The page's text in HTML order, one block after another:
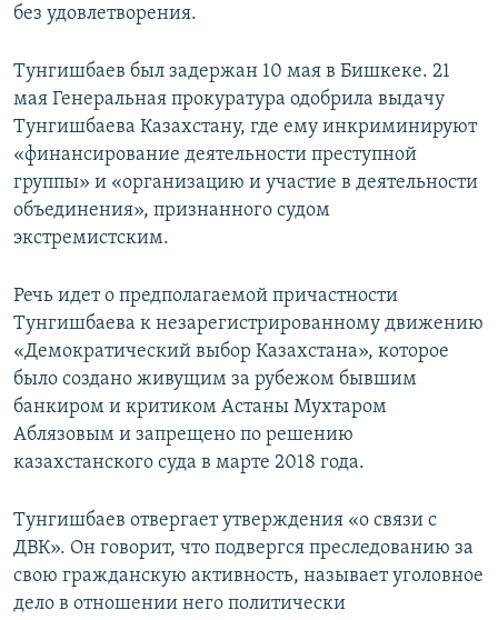
без удовлетворения.
Тунгишбаев был задержан 10 мая в Бишкеке. 21
мая Генеральная прокуратура одобрила выдачу
Тунгишбаева Казахстану, где ему инкриминируют
«финансирование деятельности преступной
группы» и «организацию и участие в деятельности
объединения», признанного судом
экстремистским.
Речь идет о предполагаемой причастности
Тунгишбаева к незарегистрированному движению
«Демократический выбор Казахстана», которое
было создано живущим за рубежом бывшим
банкиром и критиком Астаны Мухтаром
Аблязовым и запрещено по решению
казахстанского суда в марте 2018 года.
Тунгишбаев отвергает утверждения «о связи с
ДВК». Он говорит, что подвергся преследованию за
свою гражданскую активность, называет уголовное
дело в отношении него политически